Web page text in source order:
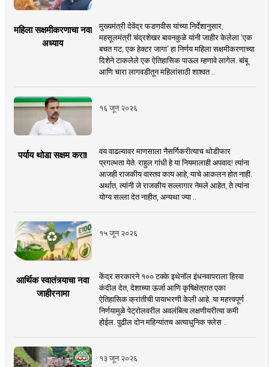
महिला सक्षमीकरणाचा नवा
अध्याय
मुख्यमंत्री देवेंद्र फडणवीस यांच्या निर्देशानुसार,
महसूलमंत्री चंद्रशेखर बावनकुळे यांनी जाहीर केलेला ‘एक
बचत गट, एक हेक्टर जागा’ हा निर्णय महिला सक्षमीकरणाच्या
दिशेने टाकलेले एक ऐतिहासिक पाऊल म्हणावे लागेल. बांबू
आणि चारा लागवडीतून महिलांसाठी शाश्वत ..
१६ जून २०२६
पर्याय थोडा सक्षम करा!
वय वाढल्यावर माणसाला नैसर्गिकरीत्याच थोडीफार
प्रगल्भता येते. राहुल गांधी हे या नियमालाही अपवाद! त्यांना
आजही राजकीय वास्तव काय आहे, याचे आकलन होत नाही.
अर्थात, त्यांनी जे राजकीय सल्लागार नेमले आहेत, ते त्यांना
योग्य सल्ला देत नाहीत, अन्यथा ज्या ..
१५ जून २०२६
आर्थिक स्वातंत्र्याचा नवा
जाहीरनामा
केंद्र सरकारने १०० टक्के इथेनॉल इंधनवापराला हिरवा
कंदील देत, देशाच्या ऊर्जा आणि कृषिक्षेत्रात एका
ऐतिहासिक क्रांतीची पायाभरणी केली आहे. या महत्त्वपूर्ण
निर्णयामुळे पेट्रोलवरील अवलंबित्व लक्षणीयरीत्या कमी
होईल. पुढील दोन महिन्यांतच अत्याधुनिक फ्लेस ..
१३ जून २०२६